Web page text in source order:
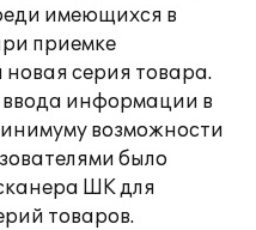
имеющихся в
приемке
новая серия товара.
информации в
возможности
было
ШК для
товаров.